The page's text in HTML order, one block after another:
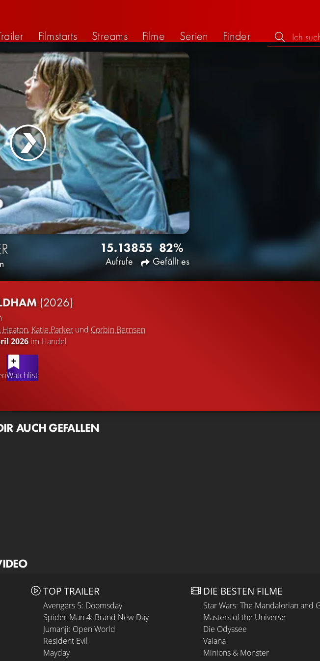
Filmstarts Streams Filme Serien Finder
15.138
Aufrufe
55 82%
Gefällt es
(2026)
Heaton, Katie Parker und Corbin Bernsen
2026im Handel
Watchlist
AUCH GEFALLEN
TOP TRAILER
Avengers 5: Doomsday
Spider-Man 4: Brand New Day
Jumanji: Open World
Resident Evil
Mayday
DIE BESTEN FILME
Star Wars: The Mandalorian and
Masters of the Universe
Die Odyssee
Vaiana
Minions & Monster